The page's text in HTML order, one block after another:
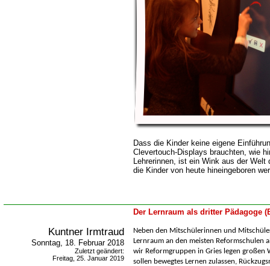
Dass die Kinder keine eigene
Clevertouch-Displays brauchten, wie
Lehrerinnen, ist ein Wink aus der Welt
die Kinder von heute hineingeboren
Der Lernraum als dritter Pädagoge
Kuntner Irmtraud
Sonntag, 18. Februar 2018
Zuletzt geändert:
Freitag, 25. Januar 2019
Neben den Mitschülerinnen und
Lernraum an den meisten Reformschulen
wir Reformgruppen in Gries legen großen
sollen bewegtes Lernen zulassen,